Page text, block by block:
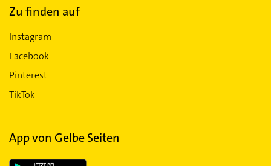
Zu finden auf
Instagram
Facebook
Pinterest
TikTok
App von Gelbe Seiten